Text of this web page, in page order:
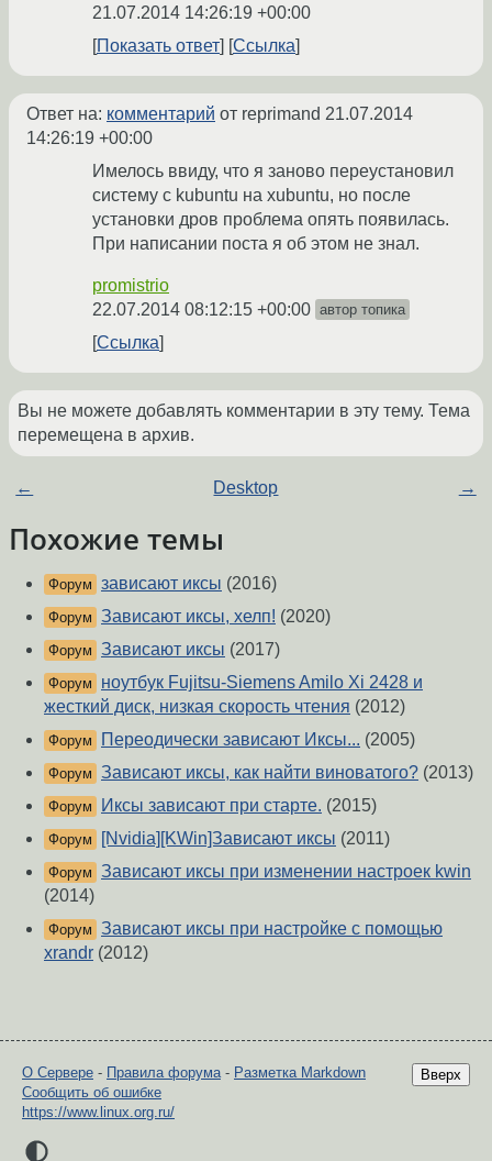
21.07.2014 14:26:19 +00:00
Показать ответ
Ссылка
Ответ на: комментарий от reprimand 21.07.2014
14:26:19 +00:00
Имелось ввиду, что я заново переустановил
систему с kubuntu на xubuntu, но после
установки дров проблема опять появилась.
При написании поста я об этом не знал.
promistrio
22.07.2014 08:12:15 +00:00 автор топика
Ссылка
Вы не можете добавлять комментарии в эту тему. Тема
перемещена в архив.
← Desktop →
Похожие темы
Форум зависают иксы (2016)
Форум Зависают иксы, хелп! (2020)
Форум Зависают иксы (2017)
Форум
ноутбук Fujitsu-Siemens Amilo Xi 2428 и
жесткий диск, низкая скорость чтения (2012)
Форум Переодически зависают Иксы... (2005)
Форум Зависают иксы, как найти виноватого? (2013)
Форум Иксы зависают при старте. (2015)
Форум [Nvidia][KWin]Зависают иксы (2011)
Форум Зависают иксы при изменении настроек kwin
(2014)
Форум Зависают иксы при настройке с помощью
xrandr (2012)
Вверх
О Сервере - Правила форума- Разметка Markdown
Сообщить об ошибке
https://www.linux.org.ru/